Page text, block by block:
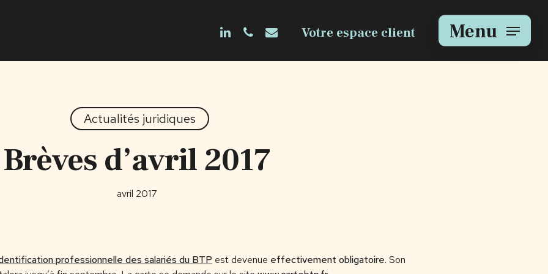
linkedin
phone
email Votre espace client Menu
Actualités juridiques
Brèves d’avril 2017
avril 2017
professionnelle des salariés du BTP est devenue effectivement obligatoire. Son